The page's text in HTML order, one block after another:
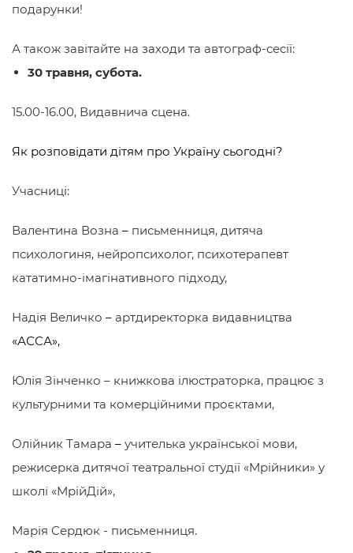
подарунки!
А також завітайте на заходи та автограф-сесії:
30 травня, субота.
15.00-16.00, Видавнича сцена.
Як розповідати дітям про Україну сьогодні?
Учасниці:
Валентина Возна – письменниця, дитяча
психологиня, нейропсихолог, психотерапевт
кататимно-імагінативного підходу,
Надія Величко – артдиректорка видавництва
«АССА»,
Юлія Зінченко – книжкова ілюстраторка, працює з
культурними та комерційними проєктами,
Олійник Тамара – учителька української мови,
режисерка дитячої театральної студії «Мрійники» у
школі «МрійДій»,
Марія Сердюк - письменниця.